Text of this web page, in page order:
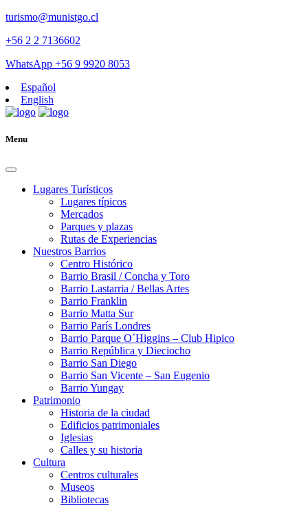
turismo@munistgo.cl
+56 2 2 7136602
WhatsApp +56 9 9920 8053
Español
English
Menu
Lugares Turísticos
Lugares tí­picos
Mercados
Parques y plazas
Rutas de Experiencias
Nuestros Barrios
Centro Histórico
Barrio Brasil / Concha y Toro
Barrio Lastarria / Bellas Artes
Barrio Franklin
Barrio Matta Sur
Barrio Parí­s Londres
Barrio Parque O´Higgins – Club Hipico
Barrio República y Dieciocho
Barrio San Diego
Barrio San Vicente – San Eugenio
Barrio Yungay
Patrimonio
Historia de la ciudad
Edificios patrimoniales
Iglesias
Calles y su historia
Cultura
Centros culturales
Museos
Bibliotecas